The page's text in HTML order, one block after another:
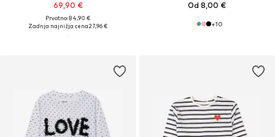
69,90 €
Prvotno: 84,90 €
Zadnja najnižja cena27,96 €
Od 8,00 €
+10